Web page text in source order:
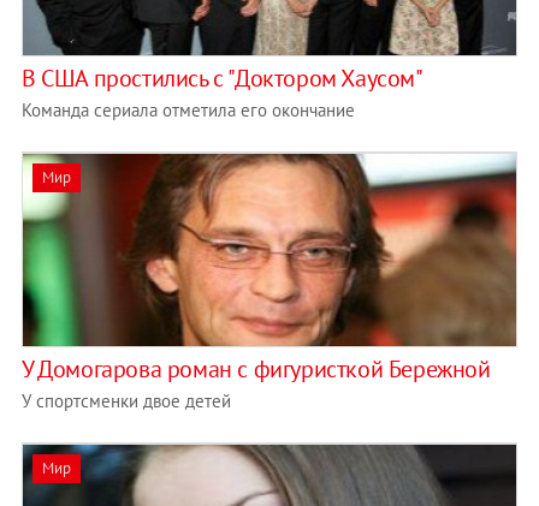
В США простились с "Доктором Хаусом"
Команда сериала отметила его окончание
Мир
У Домогарова роман с фигуристкой Бережной
У спортсменки двое детей
Мир